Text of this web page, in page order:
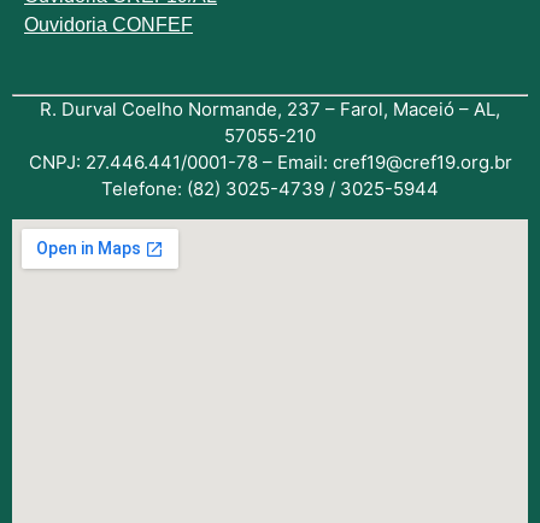
Ouvidoria CONFEF
R. Durval Coelho Normande, 237 – Farol, Maceió – AL,
57055-210
CNPJ: 27.446.441/0001-78 – Email: cref19@cref19.org.br
Telefone: (82) 3025-4739 / 3025-5944